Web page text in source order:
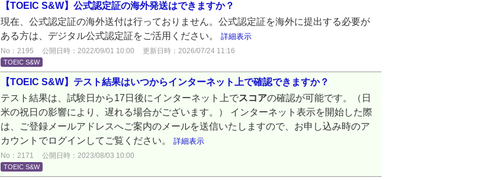
【TOEIC S&W】公式認定証の海外発送はできますか？
現在、公式認定証の海外送付は行っておりません。公式認定証を海外に提出する必要が
ある方は、デジタル公式認定証をご活用ください。 詳細表示
No：2195 公開日時：2022/09/01 10:00 更新日時：2026/07/24 11:16
TOEIC S&W
【TOEIC S&W】テスト結果はいつからインターネット上で確認できますか？
テスト結果は、試験日から17日後にインターネット上でスコアの確認が可能です。（日
米の祝日の影響により、遅れる場合がございます。） インターネット表示を開始した際
は、ご登録メールアドレスへご案内のメールを送信いたしますので、お申し込み時のア
カウントでログインしてご覧ください。 詳細表示
No：2171 公開日時：2023/08/03 10:00
TOEIC S&W